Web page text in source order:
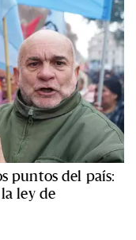
puntos del país:
ley de